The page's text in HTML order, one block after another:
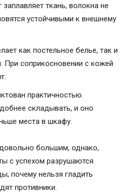
ткань, волокна не
устойчивыми к внешнему
как постельное белье, так и
При соприкосновении с кожей
практичностью.
складывать, и оно
места в шкафу.
большим, однако,
с успехом разрушаются.
почему нельзя гладить
противники.